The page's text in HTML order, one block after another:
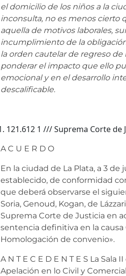
el domicilio de los niños a la
inconsulta, no es menos cierto
aquella de motivos laborales,
incumplimiento de la
la orden cautelar de regreso
ponderar el impacto que ello
emocional y en el desarrollo
descalificable.
121.612 1 /// Suprema Corte de
A C U E R D O
En la ciudad de La Plata, a 3 de
establecido, de conformidad
que deberá observarse el
Soria, Genoud, Kogan, de
Suprema Corte de Justicia en
sentencia definitiva en la causa
Homologación de convenio».
A N T E C E D E N T E S La Sala
Apelación en lo Civil y